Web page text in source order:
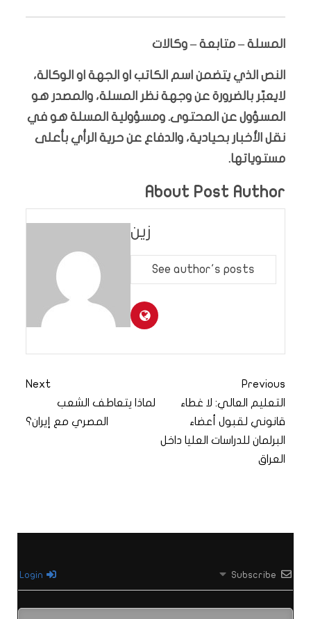
المسلة – متابعة – وكالات
النص الذي يتضمن اسم الكاتب او الجهة او الوكالة،
لايعبّر بالضرورة عن وجهة نظر المسلة، والمصدر هو
المسؤول عن المحتوى. ومسؤولية المسلة هو في
نقل الأخبار بحيادية، والدفاع عن حرية الرأي بأعلى
مستوياتها.
About Post Author
زين
See author's posts
Previous
التعليم العالي: لا غطاء
قانوني لقبول أعضاء
البرلمان للدراسات العليا داخل
العراق
Next
لماذا يتعاطف الشعب
المصري مع إيران؟
Subscribe